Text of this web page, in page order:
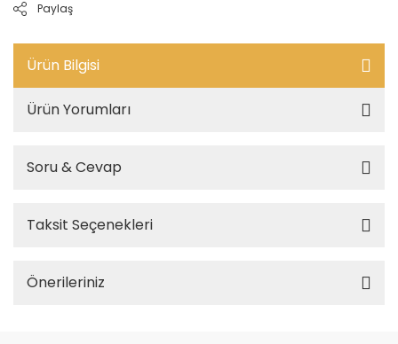
Paylaş
Ürün Bilgisi
Ürün Yorumları
Soru & Cevap
Taksit Seçenekleri
Önerileriniz